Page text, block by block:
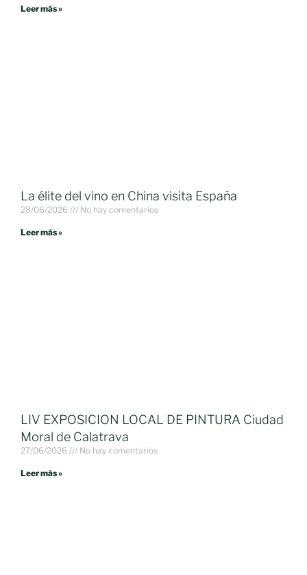
Leer más »
La élite del vino en China visita España
28/06/2026 No hay comentarios
Leer más »
LIV EXPOSICION LOCAL DE PINTURA Ciudad
Moral de Calatrava
27/06/2026 No hay comentarios
Leer más »